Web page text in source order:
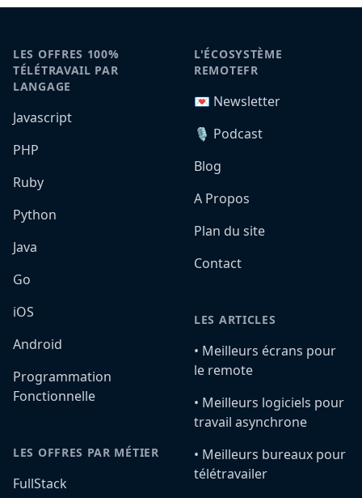
LES OFFRES 100%
TÉLÉTRAVAIL PAR
LANGAGE
Javascript
PHP
Ruby
Python
Java
Go
iOS
Android
Programmation
Fonctionnelle
LES OFFRES PAR MÉTIER
FullStack
L'ÉCOSYSTÈME
REMOTEFR
💌 Newsletter
🎙️ Podcast
Blog
A Propos
Plan du site
Contact
LES ARTICLES
•️ Meilleurs écrans pour
le remote
•️ Meilleurs logiciels pour
travail asynchrone
•️ Meilleurs bureaux pour
télétravailer